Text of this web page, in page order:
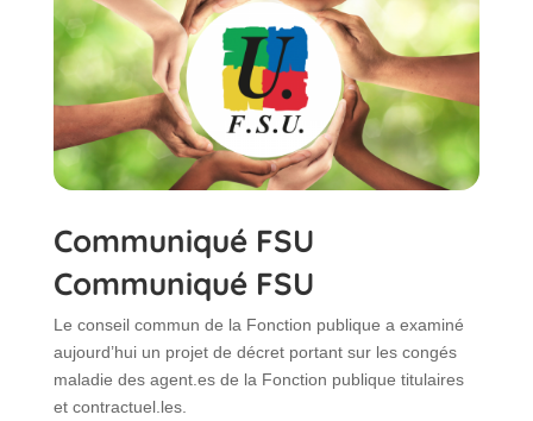
Communiqué FSU
Communiqué FSU
Le conseil commun de la Fonction publique a examiné
aujourd’hui un projet de décret portant sur les congés
maladie des agent.es de la Fonction publique titulaires
et contractuel.les.